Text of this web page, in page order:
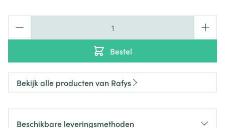
Bestel
Bekijk alle producten van Rafys
Beschikbare leveringsmethoden